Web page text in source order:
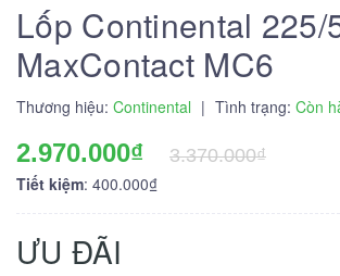
Lốp Continental 225/
MaxContact MC6
Thương hiệu: Continental | Tình trạng: Còn
2.970.000₫
3.370.000₫
Tiết kiệm: 400.000₫
ƯU ĐÃI